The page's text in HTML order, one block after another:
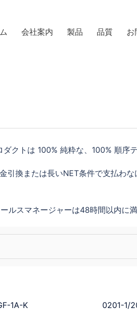
会社案内 製品 品質 お
クトは 100% 純粋な、100% 順序
換または長いNET条件で支払わ
スマネージャーは48時間以内に
1A-K 0201-1/